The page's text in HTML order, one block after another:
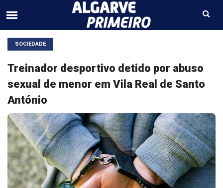
SOCIEDADE
Treinador desportivo detido por abuso
sexual de menor em Vila Real de Santo
António